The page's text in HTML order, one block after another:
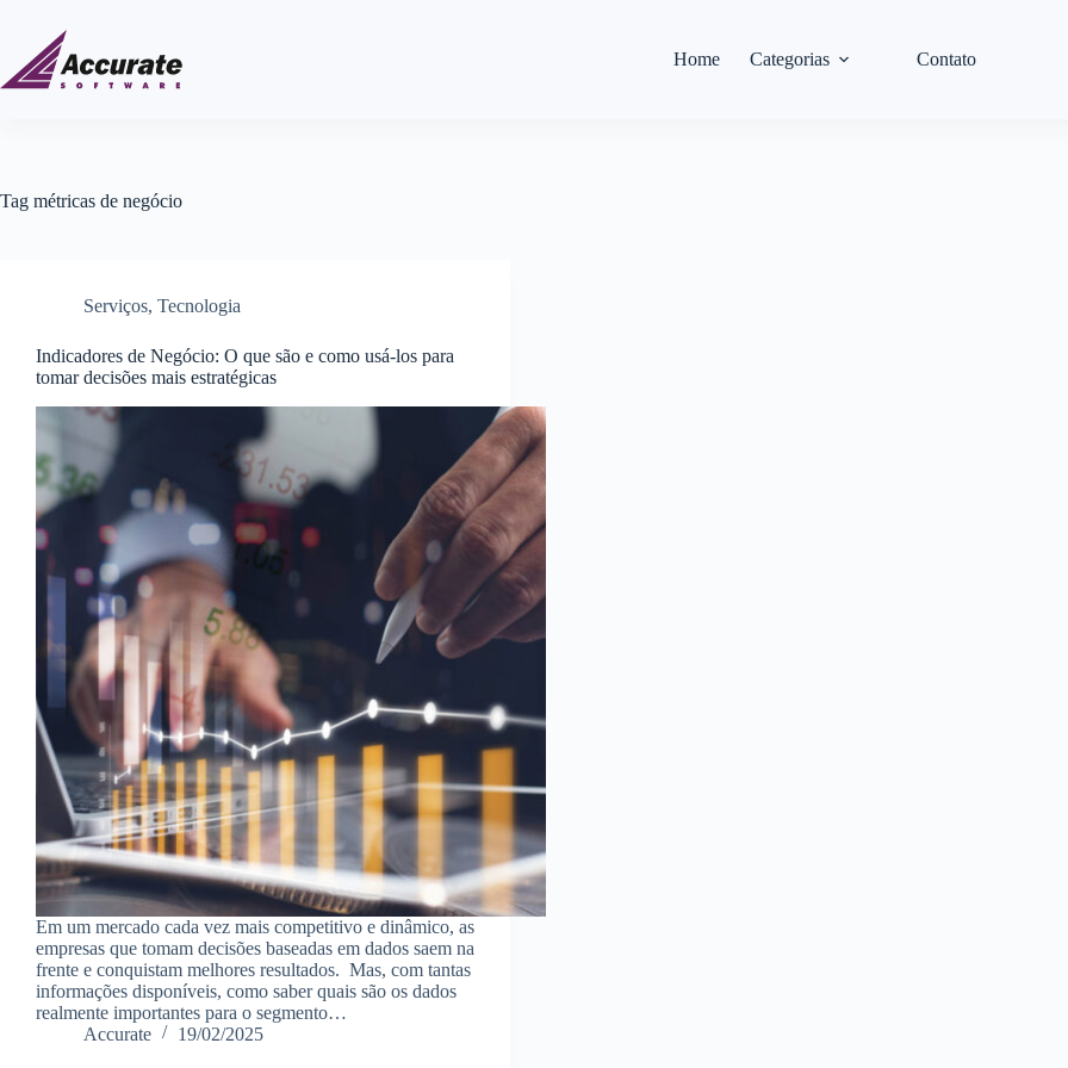
Home Categorias Contato
Tag métricas de negócio
Serviços, Tecnologia
Indicadores de Negócio: O que são e como usá-los para
tomar decisões mais estratégicas
Em um mercado cada vez mais competitivo e dinâmico, as
empresas que tomam decisões baseadas em dados saem na
frente e conquistam melhores resultados. Mas, com tantas
informações disponíveis, como saber quais são os dados
realmente importantes para o segmento…
Accurate
19/02/2025